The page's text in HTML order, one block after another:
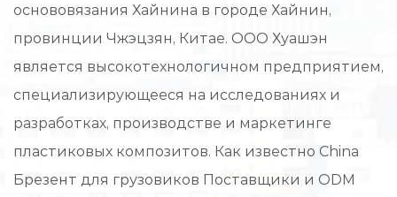
основовязания Хайнина в городе Хайнин,
провинции Чжэцзян, Китае. ООО Хуашэн
является высокотехнологичном предприятием,
специализирующееся на исследованиях и
разработках, производстве и маркетинге
пластиковых композитов. Как известно China
Брезент для грузовиков Поставщики и ODM